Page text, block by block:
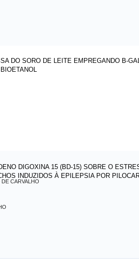
DO SORO DE LEITE EMPREGANDO Β-
BIOETANOL
DIGOXINA 15 (BD-15) SOBRE O
INDUZIDOS À EPILEPSIA POR
CARVALHO